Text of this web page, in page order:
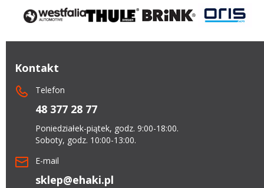
Kontakt
Telefon
48 377 28 77
Poniedziałek-piątek, godz. 9:00-18:00.
Soboty, godz. 10:00-13:00.
E-mail
sklep@ehaki.pl